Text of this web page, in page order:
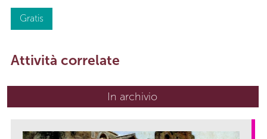
Gratis
Attività correlate
In archivio